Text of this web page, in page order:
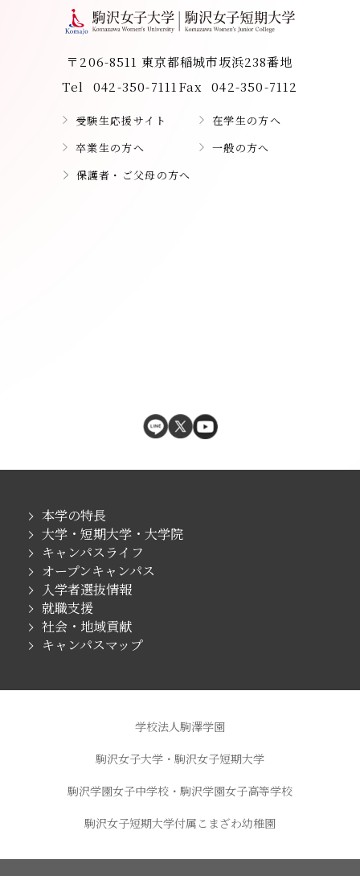
〒206-8511 東京都稲城市坂浜238番地
Tel
042-350-7111 Fax 042-350-7112
受験生応援サイト
在学生の方へ
卒業生の方へ
一般の方へ
保護者・ご父母の方へ
本学の特長
大学・短期大学・大学院
キャンパスライフ
オープンキャンパス
入学者選抜情報
就職支援
社会・地域貢献
キャンパスマップ
学校法人駒澤学園
駒沢女子大学・駒沢女子短期大学
駒沢学園女子中学校・駒沢学園女子高等学校
駒沢女子短期大学付属こまざわ幼稚園